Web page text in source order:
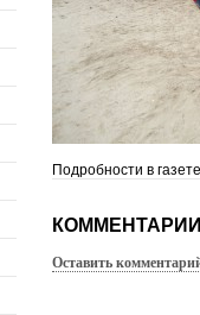
Подробности в
КОММЕНТАРИИ
Оставить